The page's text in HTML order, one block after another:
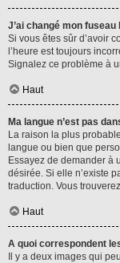
J’ai changé mon
Si vous êtes sûr d’avoir
l’heure est toujours
Signalez ce problème à
Haut
Ma langue n’est pas
La raison la plus
langue ou bien que
Essayez de demander à
désirée. Si elle n’existe
traduction. Vous
Haut
A quoi correspondent
Il y a deux images qui